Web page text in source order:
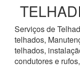
Serviços de
telhados,
telhados,
condutores e